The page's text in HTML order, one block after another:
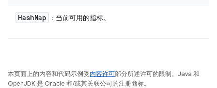
HashMap ：当前可用的指标。
本页面上的内容和代码示例受内容许可部分所述许可的限制。Java 和
OpenJDK 是 Oracle 和/或其关联公司的注册商标。